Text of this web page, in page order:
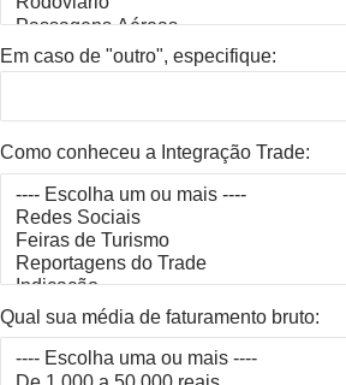
Em caso de "outro", especifique:
Como conheceu a Integração Trade:
Qual sua média de faturamento bruto: